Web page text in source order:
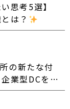
思考5選】
は？
の新たな付
業型DCを…